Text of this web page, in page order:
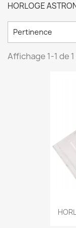
HORLOGE
Pertinence
Affichage 1-1 de